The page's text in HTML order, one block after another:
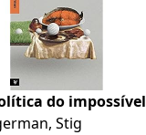
do impossível
Stig